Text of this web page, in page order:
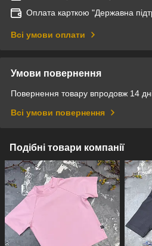
Оплата карткою "Державна
Всі умови оплати
Умови повернення
Повернення товару впродовж 14
Всі умови повернення
Подібні товари компанії